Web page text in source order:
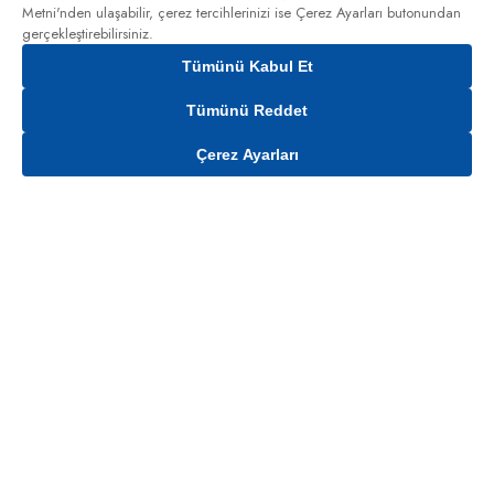
Gelince Haber Ver
Metni'nden ulaşabilir, çerez tercihlerinizi ise Çerez Ayarları butonundan
gerçekleştirebilirsiniz.
Tümünü Kabul Et
Tümünü Reddet
Çerez Ayarları